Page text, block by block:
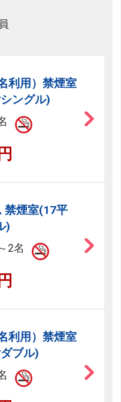
利用）禁煙室
ングル)
禁煙室(17平
)
2名
利用）禁煙室
ブル)